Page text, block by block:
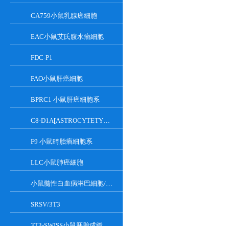
CA759小鼠乳腺癌細胞
EAC小鼠艾氏腹水瘤細胞
FDC-P1
FAO小鼠肝癌細胞
BPRC1 小鼠肝癌細胞系
C8-D1A[ASTROCYTETYPEICLONE]小鼠小腦細胞
F9 小鼠畸胎瘤細胞系
LLC小鼠肺癌細胞
小鼠髓性白血病淋巴細胞/小鼠白血病G-CSF依賴性細胞
SRSV/3T3